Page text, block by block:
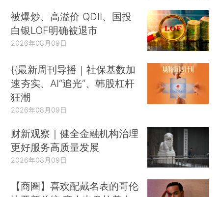
被爆炒、高溢价 QDII、国投
白银LOF明确被退市
2026年08月09日
{{最新周刊导播｜社保基数加
速夯实、AI“追光”、韩股杠杆
狂潮
2026年08月09日
财新观察｜健全金融机构治理
更好服务高质量发展
2026年08月09日
【商圈】喜欢配戴名表的哥伦